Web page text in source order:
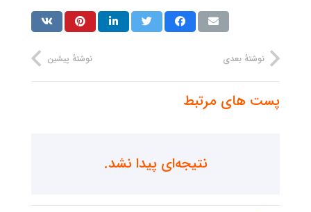
نوشتهٔ پیشین نوشتهٔ بعدی
پست های مرتبط
نتیجه‌ای پیدا نشد.